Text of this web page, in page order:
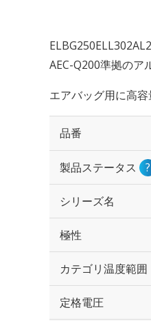
AEC-Q200準拠のア
エアバッグ用に高
品番
製品ステータス ?
シリーズ名
極性
カテゴリ温度範囲
定格電圧